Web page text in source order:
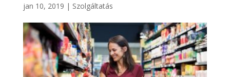
jan 10, 2019 | Szolgáltatás